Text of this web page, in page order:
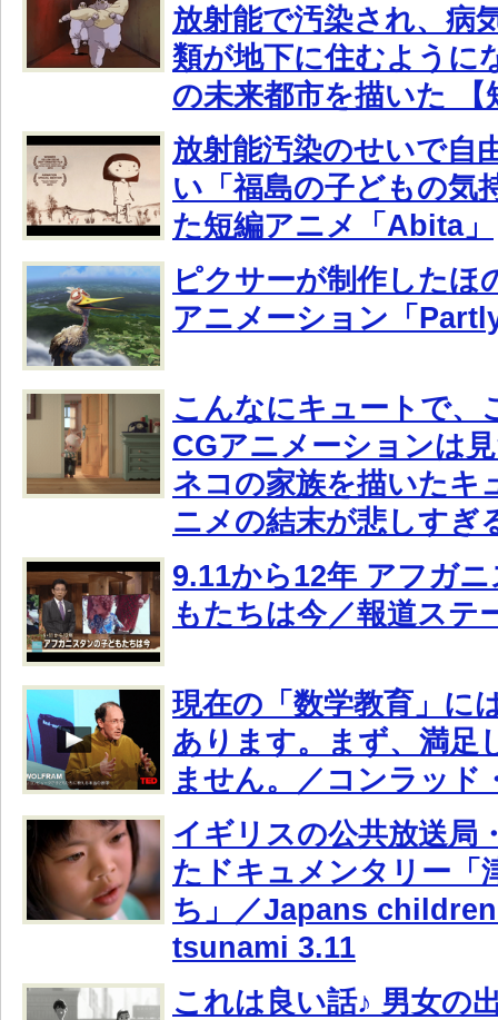
放射能で汚染され、病
類が地下に住むように
の未来都市を描いた 【
放射能汚染のせいで自
い「福島の子どもの気
た短編アニメ「Abita」
ピクサーが制作したほ
アニメーション「
こんなにキュートで、
CGアニメーションは
ネコの家族を描いたキ
ニメの結末が悲しすぎ
9.11から12年 アフガ
もたちは今／報道ステ
現在の「数学教育」に
あります。まず、満足
ません。／コンラッド
イギリスの公共放送局
たドキュメンタリー「
ち」／Japans
tsunami 3.11
これは良い話♪ 男女の